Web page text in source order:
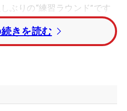
ぶりの“練習ラウンド”です
を指す！ 石川遼のスイング
ード＆優勝を経験
きを読む